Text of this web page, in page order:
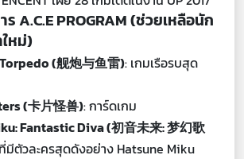
ร A.C.E PROGRAM (ช่วยเหลือนัก
หม่)
(舰炮与鱼雷): เกมเรือรบสุด
(卡片怪兽): การ์ดเกม
Fantastic Diva (初音未来: 梦幻歌
มีตัวละครสุดดังอย่าง Hatsune Miku